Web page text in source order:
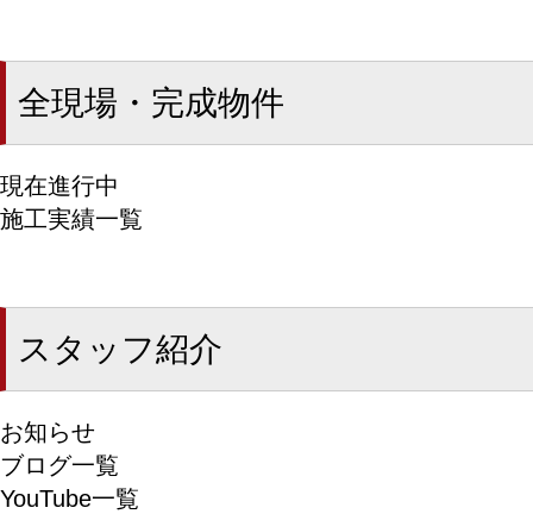
全現場・完成物件
現在進行中
施工実績一覧
スタッフ紹介
お知らせ
ブログ一覧
YouTube一覧